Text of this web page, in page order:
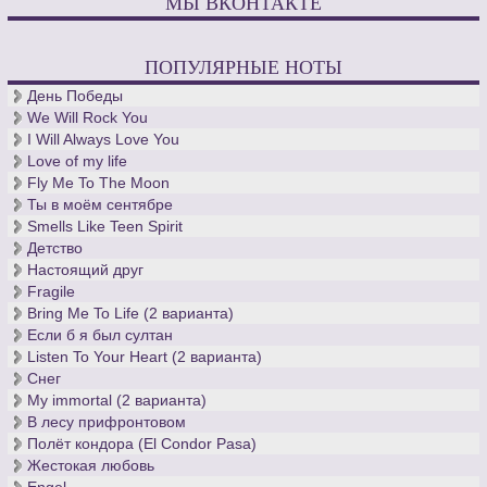
ПОПУЛЯРНЫЕ НОТЫ
День Победы
We Will Rock You
I Will Always Love You
Love of my life
Fly Me To The Moon
Ты в моём сентябре
Smells Like Teen Spirit
Детство
Настоящий друг
Fragile
Bring Me To Life (2 варианта)
Если б я был султан
Listen To Your Heart (2 варианта)
Снег
My immortal (2 варианта)
В лесу прифронтовом
Полёт кондора (El Condor Pasa)
Жестокая любовь